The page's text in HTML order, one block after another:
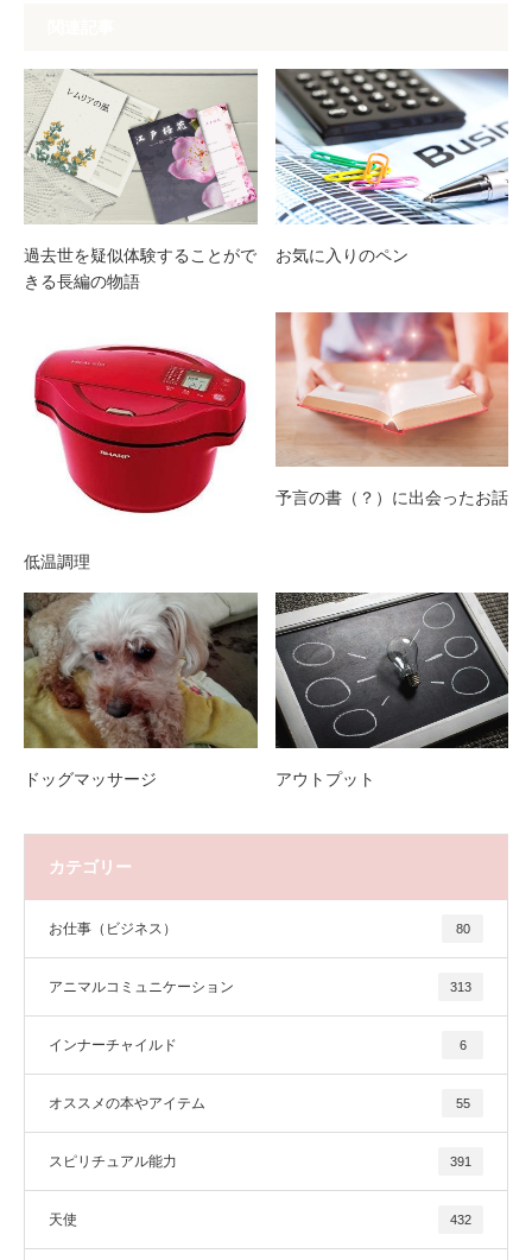
過去世を疑似体験することがで
きる長編の物語
お気に入りのペン
低温調理
予言の書（？）に出会ったお話
ドッグマッサージ アウトプット
カテゴリー
お仕事（ビジネス） 80
アニマルコミュニケーション 313
インナーチャイルド 6
オススメの本やアイテム 55
スピリチュアル能力 391
天使 432